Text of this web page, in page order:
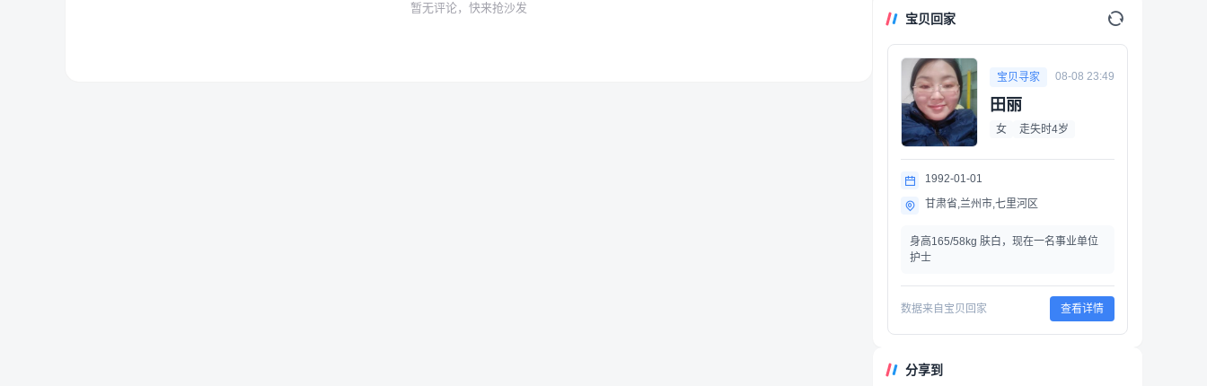
暂无评论，快来抢沙发
宝贝回家
宝贝寻家 08-08 23:49
田丽
女 走失时4岁
1992-01-01
甘肃省,兰州市,七里河区
身高165/58kg 肤白，现在一名事业单位
护士
数据来自宝贝回家 查看详情
分享到